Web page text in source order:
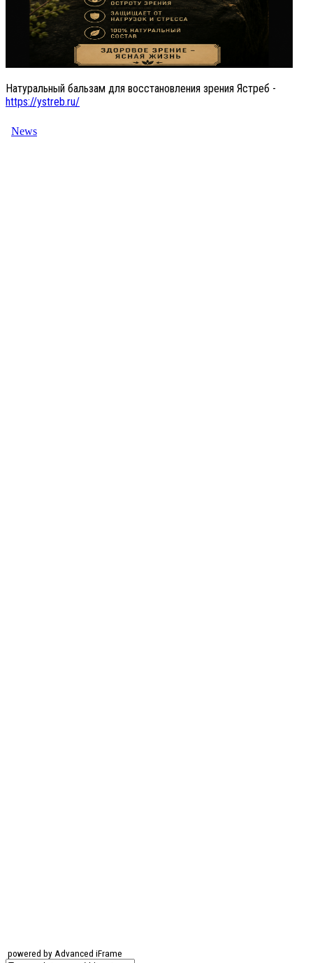
Натуральный бальзам для восстановления зрения Ястреб -
https://ystreb.ru/
powered by Advanced iFrame